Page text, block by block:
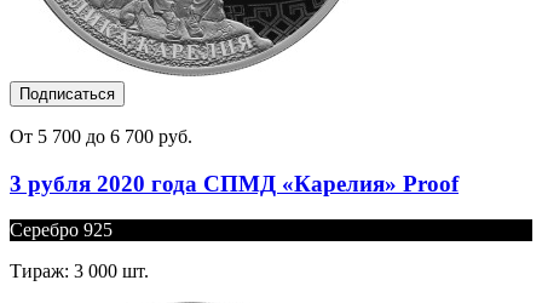
Подписаться
От 5 700 до 6 700 руб.
3 рубля 2020 года СПМД «Карелия» Proof
Серебро 925
Тираж: 3 000 шт.